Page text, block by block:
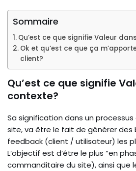
Sommaire
Qu’est ce que signifie Valeur
Ok et qu’est ce que ça
client?
Qu’est ce que signifie
contexte?
Sa signification dans un
site, va être le fait de générer des
feedback (client / utilisateur) les
L’objectif est d’être le plus “en
commanditaire du site), ainsi que